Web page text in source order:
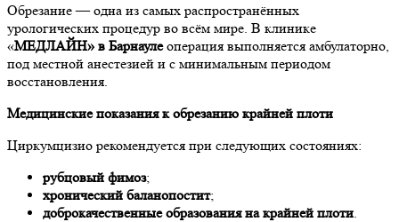
Обрезание — одна из самых распространённых
урологических процедур во всём мире. В клинике
«МЕДЛАЙН» в Барнаулеоперация выполняется амбулаторно,
под местной анестезией и с минимальным периодом
восстановления.
Медицинские показания к обрезанию крайней плоти
Циркумцизио рекомендуется при следующих состояниях:
рубцовый фимоз;
хронический баланопостит;
доброкачественные образования на крайней плоти.